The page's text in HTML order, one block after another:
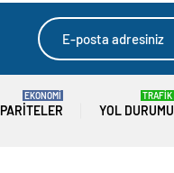
PARITELER
EKONOMİ
YOL DURUMU
TRAFİK